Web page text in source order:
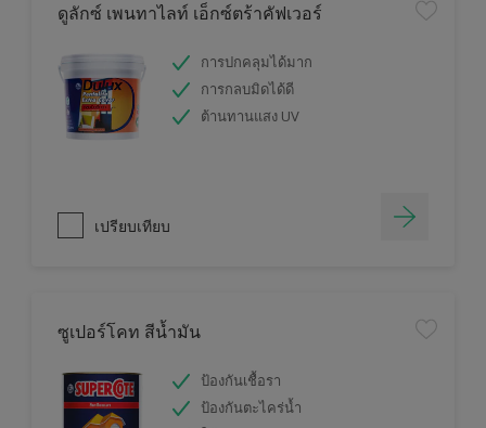
ดูลักซ์ เพนทาไลท์ เอ็กซ์ตร้าคัฟเวอร์
การปกคลุมได้มาก
การกลบมิดได้ดี
ต้านทานแสง UV
เปรียบเทียบ
ซูเปอร์โคท สีน้ำมัน
ป้องกันเชื้อรา
ป้องกันตะไคร่น้ำ